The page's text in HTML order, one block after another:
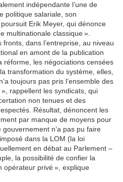
indépendante l’une de
politique salariale, son
Erik Meyer, qui dénonce
multinationale classique ».
dans l’entreprise, au niveau
en amont de la publication
réforme, les négociations censées
transformation du système, elles,
toujours pas pris l’ensemble des
rappellent les syndicats, qui
non tenues et des
Résultat, dénoncent les
par manque de moyens pour
n’a pas pu faire
dans la LOM (la loi
en débat au Parlement –
la possibilité de confier la
opérateur privé », explique